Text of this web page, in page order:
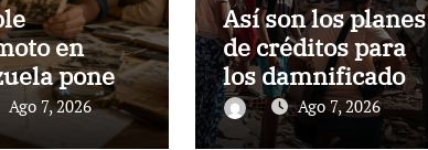
en
pone
las
Ago 7, 2026
Así son los planes
de créditos para
los damnificados
de los terremotos
Ago 7, 2026